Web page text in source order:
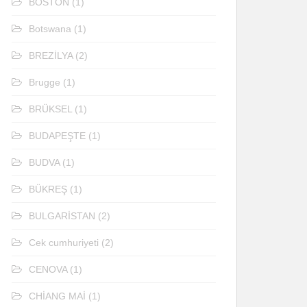
Botswana (1)
BREZİLYA(2)
Brugge (1)
BRÜKSEL (1)
BUDAPEŞTE (1)
BUDVA(1)
BÜKREŞ (1)
BULGARİSTAN (2)
Cek cumhuriyeti (2)
CENOVA(1)
CHİANG MAİ (1)